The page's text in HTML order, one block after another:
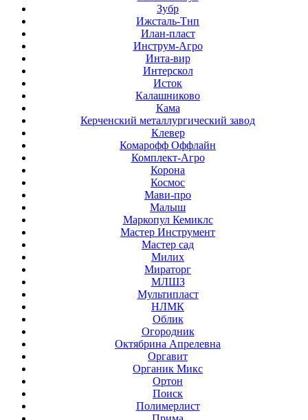
Зубр
Ижсталь-Тнп
Илан-пласт
Инструм-Агро
Инта-вир
Интерскол
Исток
Калашниково
Кама
Керченский металлургический завод
Клевер
Комарофф Оффлайн
Комплект-Агро
Корона
Космос
Мави-про
Малыш
Маркопул Кемиклс
Мастер Инструмент
Мастер сад
Милих
Мираторг
МЛШЗ
Мультипласт
НЛМК
Облик
Огородник
Октябрина Апрелевна
Оргавит
Органик Микс
Ортон
Поиск
Полимерлист